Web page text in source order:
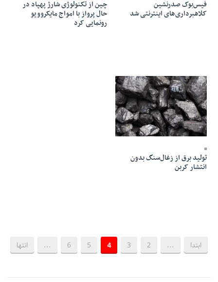
فیس‌بوک صدرنشین
کلاهبرداری‌های اینترنتی شد
چین از تکنولوژی شارژ پهپاد در
حال پرواز با امواج مایکروویو
رونمایی کرد
08 Ordibehesht 1405 - 09:27
تولید برق از زغال‌سنگ بدون
انتشار کربن
ابتدا ...
2
3
4
5
6
... انتها